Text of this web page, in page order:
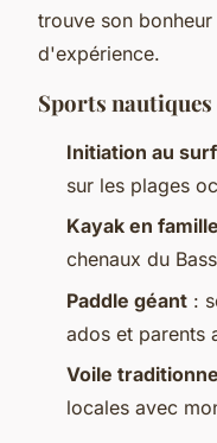
trouve son
d'expérience.
Sports
Initiation au surf
sur les plages
Kayak en famille
chenaux du
Paddle géant :
ados et parents
Voile
locales avec